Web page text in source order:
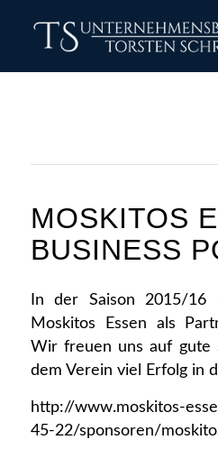
MOSKITOS
BUSINESS
In der Saison 2015/16
Moskitos Essen als
Wir freuen uns auf gute
dem Verein viel Erfolg in
http://www.moskitos-
45-22/sponsoren/